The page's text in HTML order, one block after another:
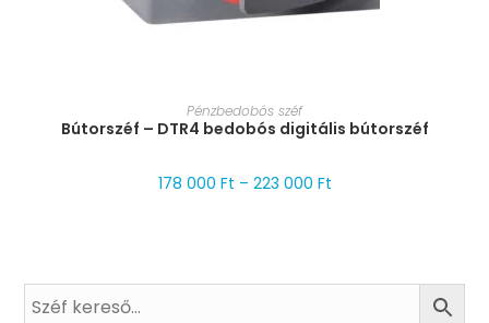
MÉRET VÁLASZTÁSA
Pénzbedobós széf
Bútorszéf – DTR4 bedobós digitális bútorszéf
178 000 Ft – 223 000 Ft